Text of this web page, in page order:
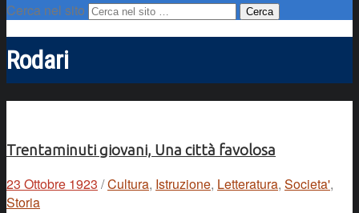
Cerca nel sito
Rodari
Trentaminuti giovani, Una città favolosa
23 Ottobre 1923 /Cultura, Istruzione, Letteratura, Societa',
Storia